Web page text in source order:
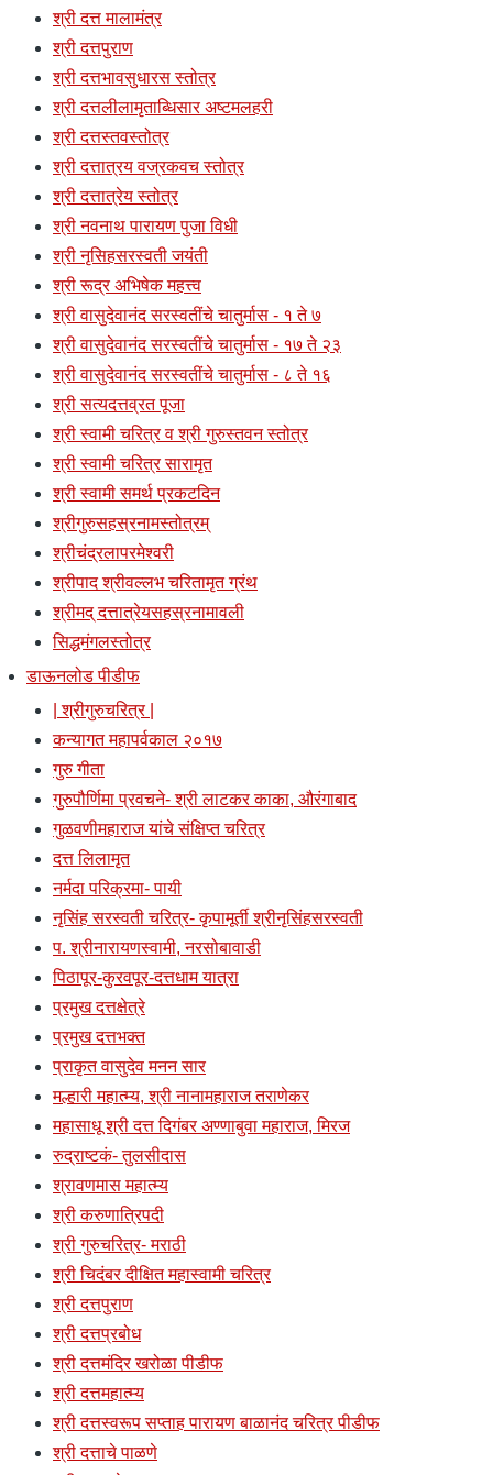
श्री दत्त मालामंत्र
श्री दत्तपुराण
श्री दत्तभावसुधारस स्तोत्र
श्री दत्तलीलामृताब्धिसार अष्टमलहरी
श्री दत्तस्तवस्तोत्र
श्री दत्तात्रय वज्रकवच स्तोत्र
श्री दत्तात्रेय स्तोत्र
श्री नवनाथ पारायण पुजा विधी
श्री नृसिहसरस्वती जयंती
श्री रूद्र अभिषेक महत्त्व
श्री वासुदेवानंद सरस्वतींचे चातुर्मास - १ ते ७
श्री वासुदेवानंद सरस्वतींचे चातुर्मास - १७ ते २३
श्री वासुदेवानंद सरस्वतींचे चातुर्मास - ८ ते १६
श्री सत्यदत्तव्रत पूजा
श्री स्वामी चरित्र व श्री गुरुस्तवन स्तोत्र
श्री स्वामी चरित्र सारामृत
श्री स्वामी समर्थ प्रकटदिन
श्रीगुरुसहस्रनामस्तोत्रम्
श्रीचंद्रलापरमेश्वरी
श्रीपाद श्रीवल्लभ चरितामृत ग्रंथ
श्रीमद् दत्तात्रेयसहस्रनामावली
सिद्धमंगलस्तोत्र
डाऊनलोड पीडीफ
| श्रीगुरुचरित्र |
कन्यागत महापर्वकाल २०१७
गुरु गीता
गुरुपौर्णिमा प्रवचने- श्री लाटकर काका, औरंगाबाद
गुळवणीमहाराज यांचे संक्षिप्त चरित्र
दत्त लिलामृत
नर्मदा परिक्रमा- पायी
नृसिंह सरस्वती चरित्र- कृपामूर्ती श्रीनृसिंहसरस्वती
प. श्रीनारायणस्वामी, नरसोबावाडी
पिठापूर-कुरवपूर-दत्तधाम यात्रा
प्रमुख दत्तक्षेत्रे
प्रमुख दत्तभक्त
प्राकृत वासुदेव मनन सार
मल्हारी महात्म्य, श्री नानामहाराज तराणेकर
महासाधू श्री दत्त दिगंबर अण्णाबुवा महाराज, मिरज
रुद्राष्टकं- तुलसीदास
श्रावणमास महात्म्य
श्री करुणात्रिपदी
श्री गुरुचरित्र- मराठी
श्री चिदंबर दीक्षित महास्वामी चरित्र
श्री दत्तपुराण
श्री दत्तप्रबोध
श्री दत्तमंदिर खरोळा पीडीफ
श्री दत्तमहात्म्य
श्री दत्तस्वरूप सप्ताह पारायण बाळानंद चरित्र पीडीफ
श्री दत्ताचे पाळणे